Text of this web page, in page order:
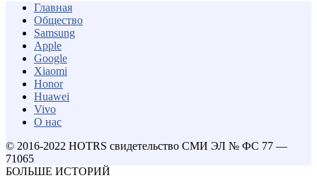
Главная
Общество
Samsung
Apple
Google
Xiaomi
Honor
Huawei
Vivo
О нас
© 2016-2022 HOTRS свидетельство СМИ ЭЛ № ФС 77 —
71065
БОЛЬШЕ ИСТОРИЙ